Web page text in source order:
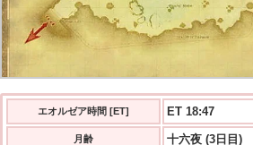
エオルゼア時間 [ET] ET 18:48
月齢 十六夜 (3日目)